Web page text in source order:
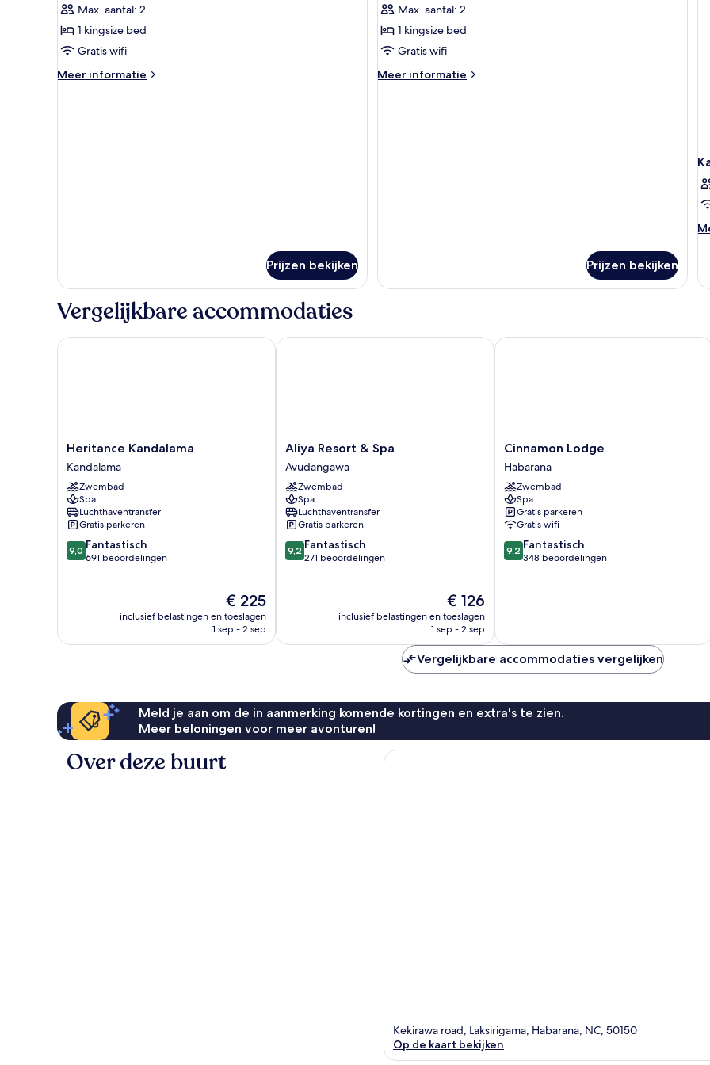
voor
Superior
Room
laden
Max. aantal: 2
1 kingsize bed
Gratis wifi
Meer informatie
Meer
Prijzen bekijken
voor
Premier
Chalet
laden
Max. aantal: 2
1 kingsize bed
Gratis wifi
Meer informatie
Meer
Prijzen bekijken
Vergelijkbare accommodaties
Heritance
Kandalama
Kandalama
Heritance Kandalama
Kandalama
Zwembad
Spa
Luchthaventransfer
Gratis parkeren
9.0
van
beoordelingen
9,0 Fantastisch
691 beoordelingen
De
prijs
is
€ 225
inclusief belastingen en toeslagen
1 sep - 2 sep
Heritance Kandalama
Aliya
Resort
&
Spa
Avudangawa
Aliya Resort & Spa
Avudangawa
Zwembad
Spa
Luchthaventransfer
Gratis parkeren
9.2
van
beoordelingen
9,2 Fantastisch
271 beoordelingen
De
prijs
is
€ 126
inclusief belastingen en toeslagen
1 sep - 2 sep
Aliya Resort & Spa
Cinnamon
Lodge
Habarana
Cinnamon Lodge
Habarana
Zwembad
Spa
Gratis parkeren
Gratis wifi
9.2
van
9,2 Fantastisch
348 beoordelingen
Cinnamon Lodge
Vergelijkbare accommodaties vergelijken
Meld je aan om de in aanmerking komende kortingen en extra's te zien.
Meer beloningen voor meer avonturen!
Over deze buurt
Kekirawa road, Laksirigama, Habarana, NC, 50150
Op de kaart bekijken